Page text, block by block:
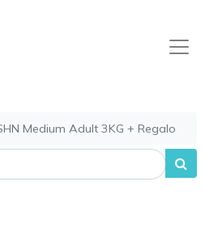
Medium Adult 3KG + Regalo